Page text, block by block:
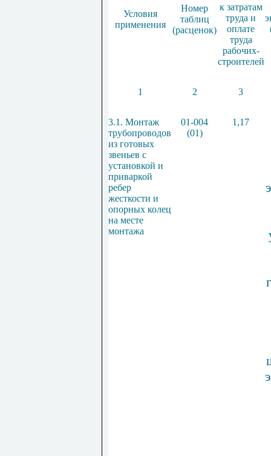
Условия
применения
Номер
таблиц
(расценок)
к затратам
труда и
оплате
труда
рабочих-
строителей
1 2 3
3.1. Монтаж
трубопроводов
из готовых
звеньев с
установкой и
приваркой
ребер
жесткости и
опорных колец
на месте
монтажа
01-004
(01)
1,17